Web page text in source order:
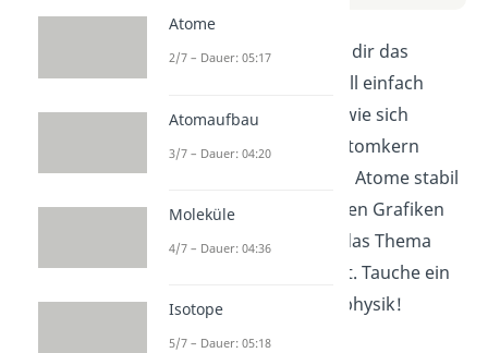
In diesem Video wird dir das
Bohrsche Atommodell einfach
erklärt. Du erfährst, wie sich
Elektronen um den Atomkern
bewegen und warum Atome stabil
sind. Mit anschaulichen Grafiken
und Beispielen wird das Thema
verständlich gemacht. Tauche ein
in die Welt der Atomphysik!
Atome
2/7 – Dauer: 05:17
Atomaufbau
3/7 – Dauer: 04:20
Moleküle
4/7 – Dauer: 04:36
Isotope
5/7 – Dauer: 05:18